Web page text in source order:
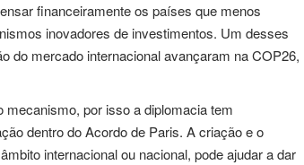
financeiramente os países que menos
inovadores de investimentos. Um desses
do mercado internacional avançaram na COP26,
por isso a diplomacia tem
dentro do Acordo de Paris. A criação e o
internacional ou nacional, pode ajudar a dar